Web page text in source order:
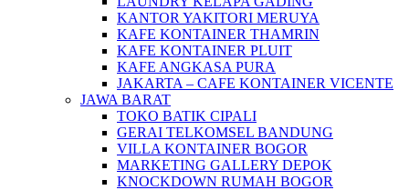
KANTOR YAKITORI MERUYA
KAFE KONTAINER THAMRIN
KAFE KONTAINER PLUIT
KAFE ANGKASA PURA
JAKARTA – CAFE KONTAINER VICENTE
JAWA BARAT
TOKO BATIK CIPALI
GERAI TELKOMSEL BANDUNG
VILLA KONTAINER BOGOR
MARKETING GALLERY DEPOK
KNOCKDOWN RUMAH BOGOR